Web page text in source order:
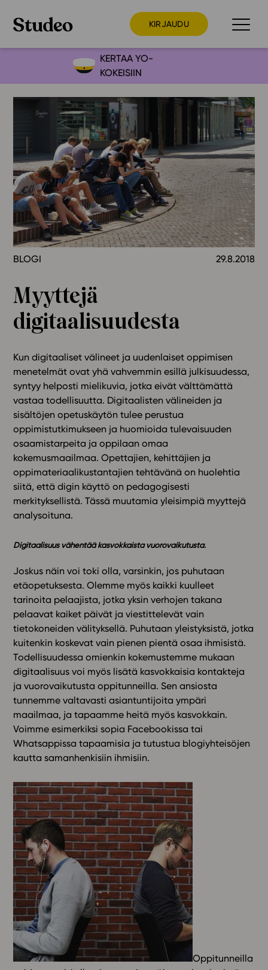
KIRJAUDU
Preppaaja
Opettaja
Opiskelija
Huoltaja
Kokeilutarjous
Ainstain
Alakoulu
Yläkoulu
Lukio
Ominaisuudet
Tapahtumakalenteri
Webinaari­tallenteet
Yhteisö
Suosittelut
Ohjekeskus
Ohjevideot
Oppikirjailijat
Tiimi
Tietoa meistä
Eettiset periaatteet tekoälyn käyttöön
Tilaa uutiskirje
Ota yhteyttä
KERTAA YO-
KOKEISIIN
BLOGI 29.8.2018
Myyttejä
digitaalisuudesta
Kun digitaaliset välineet ja uudenlaiset oppimisen
menetelmät ovat yhä vahvemmin esillä julkisuudessa,
syntyy helposti mielikuvia, jotka eivät välttämättä
vastaa todellisuutta. Digitaalisten välineiden ja
sisältöjen opetuskäytön tulee perustua
oppimistutkimukseen ja huomioida tulevaisuuden
osaamistarpeita ja oppilaan omaa
kokemusmaailmaa. Opettajien, kehittäjien ja
oppimateriaalikustantajien tehtävänä on huolehtia
siitä, että digin käyttö on pedagogisesti
merkityksellistä. Tässä muutamia yleisimpiä myyttejä
analysoituna.
Digitaalisuus vähentää kasvokkaista vuorovaikutusta.
Joskus näin voi toki olla, varsinkin, jos puhutaan
etäopetuksesta. Olemme myös kaikki kuulleet
tarinoita pelaajista, jotka yksin verhojen takana
pelaavat kaiket päivät ja viestittelevät vain
tietokoneiden välityksellä. Puhutaan yleistyksistä, jotka
kuitenkin koskevat vain pienen pientä osaa ihmisistä.
Todellisuudessa omienkin kokemustemme mukaan
digitaalisuus voi myös lisätä kasvokkaisia kontakteja
ja vuorovaikutusta oppitunneilla. Sen ansiosta
tunnemme valtavasti asiantuntijoita ympäri
maailmaa, ja tapaamme heitä myös kasvokkain.
Voimme esimerkiksi sopia Facebookissa tai
Whatsappissa tapaamisia ja tutustua blogiyhteisöjen
kautta samanhenkisiin ihmisiin.
Oppitunneilla